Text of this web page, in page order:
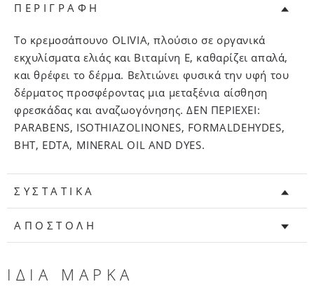
ΠΕΡΙΓΡΑΦΗ
Το κρεμοσάπουνο OLIVIA, πλούσιο σε οργανικά
εκχυλίσματα ελιάς και Βιταμίνη Ε, καθαρίζει απαλά,
και θρέφει το δέρμα. Βελτιώνει φυσικά την υφή του
δέρματος προσφέροντας μια μεταξένια αίσθηση
φρεσκάδας και αναζωογόνησης. ΔΕΝ ΠΕΡΙΕΧΕΙ:
PARABENS, ISOTHIAZOLINONES, FORMALDEHYDES,
BHT, EDTA, MINERAL OIL AND DYES.
ΣΥΣΤΑΤΙΚΑ
ΑΠΟΣΤΟΛΗ
ΙΔΙΑ ΜΑΡΚΑ